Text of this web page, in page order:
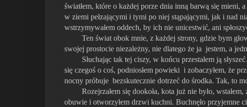
światłem, które o każdej porze dnia inną barwą się
w ziemi pełzającymi i tymi po niej stąpającymi, jak i nad
wstrzymywałem oddech, by ich nie unicestwić, ani
Ten świat obok mnie, z każdej strony, gdzie bym
swojej prostocie niezależny, nie dlatego że ja jestem, a
Słuchając tak tej ciszy, w końcu przestałem ją
się czegoś o coś, podniosłem powieki i zobaczyłem, że
nocny próbuje bezskutecznie dotrzeć do środka. Tak, to
Rozejrzałem się dookoła, kota już nie było, wstałem,
obuwie i otworzyłem drzwi kuchni. Buchnęło przyjemne